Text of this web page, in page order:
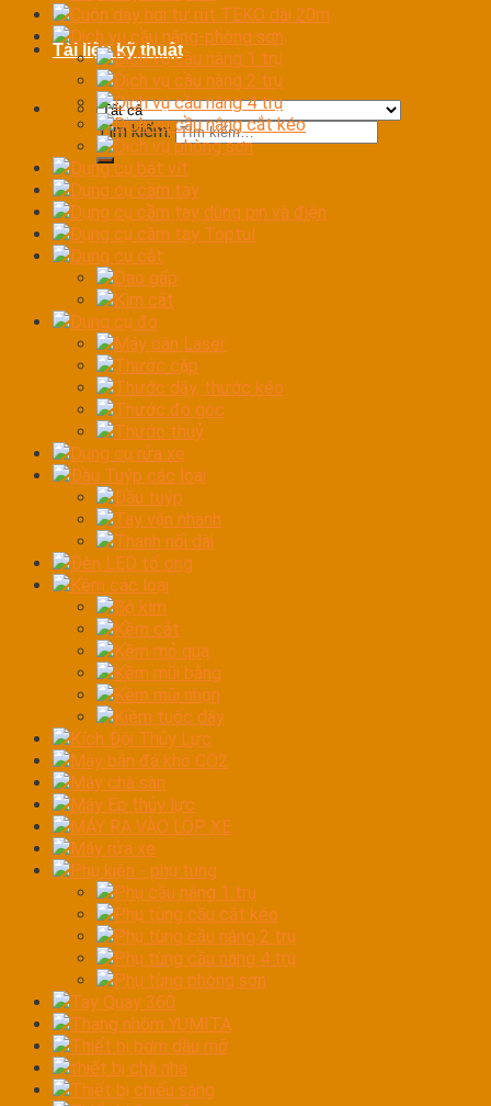
Tài liệu kỹ thuật
Tìm kiếm:
Cuộn dây hơi tự rút TEKO dài 20m
Dịch vụ cầu nâng-phòng sơn
Dịch vụ cầu nâng 1 trụ
Dịch vụ cầu nâng 2 trụ
Dịch vụ cầu nâng 4 trụ
Dịch vụ cầu nâng cắt kéo
Dịch vụ phòng sơn
Dụng cụ bắt vít
Dụng cụ cầm tay
Dụng cụ cầm tay dùng pin và điện
Dụng cụ cầm tay Toptul
Dụng cụ cắt
Dao gấp
Kìm cắt
Dụng cụ đo
Máy cân Laser
Thước cặp
Thước dây, thước kéo
Thước đo góc
Thước thuỷ
Dụng cụ rửa xe
Đầu Tuýp các loại
Đầu tuýp
Tay vặn nhanh
Thanh nối dài
Đèn LED tổ ong
Kềm các loại
Bộ kìm
Kềm cắt
Kềm mỏ quạ
Kềm mũi bằng
Kềm mũi nhọn
Kiềm tuốc dây
Kích Đội Thủy Lực
Máy bắn đá khô CO2
Máy chà sàn
Máy Ép thủy lực
MÁY RA VÀO LỐP XE
Máy rửa xe
Phụ kiện - phụ tùng
Phụ cầu nâng 1 trụ
Phụ tùng cầu cắt kéo
Phụ tùng cầu nâng 2 trụ
Phụ tùng cầu nâng 4 trụ
Phụ tùng phòng sơn
Tay Quay 360
Thang nhôm YUMITA
Thiết bị bơm dầu mỡ
thiết bị chà nhá
Thiết bị chiếu sáng